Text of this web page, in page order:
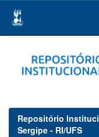
navigation
Repositório
Sergipe - RI/UFS